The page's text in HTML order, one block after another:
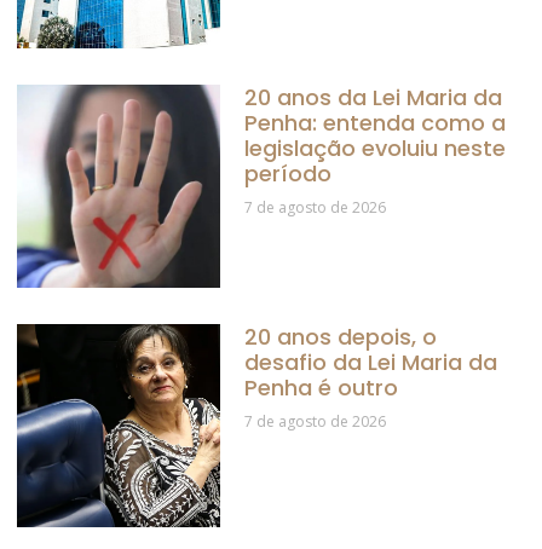
20 anos da Lei Maria da
Penha: entenda como a
legislação evoluiu neste
período
7 de agosto de 2026
20 anos depois, o
desafio da Lei Maria da
Penha é outro
7 de agosto de 2026